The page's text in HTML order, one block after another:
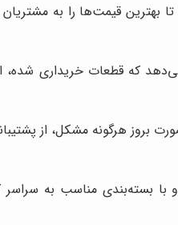
قیمت‌ها را به مشتریان
که قطعات خریداری شده،
بروز هرگونه مشکل، از
بسته‌بندی مناسب به سراسر